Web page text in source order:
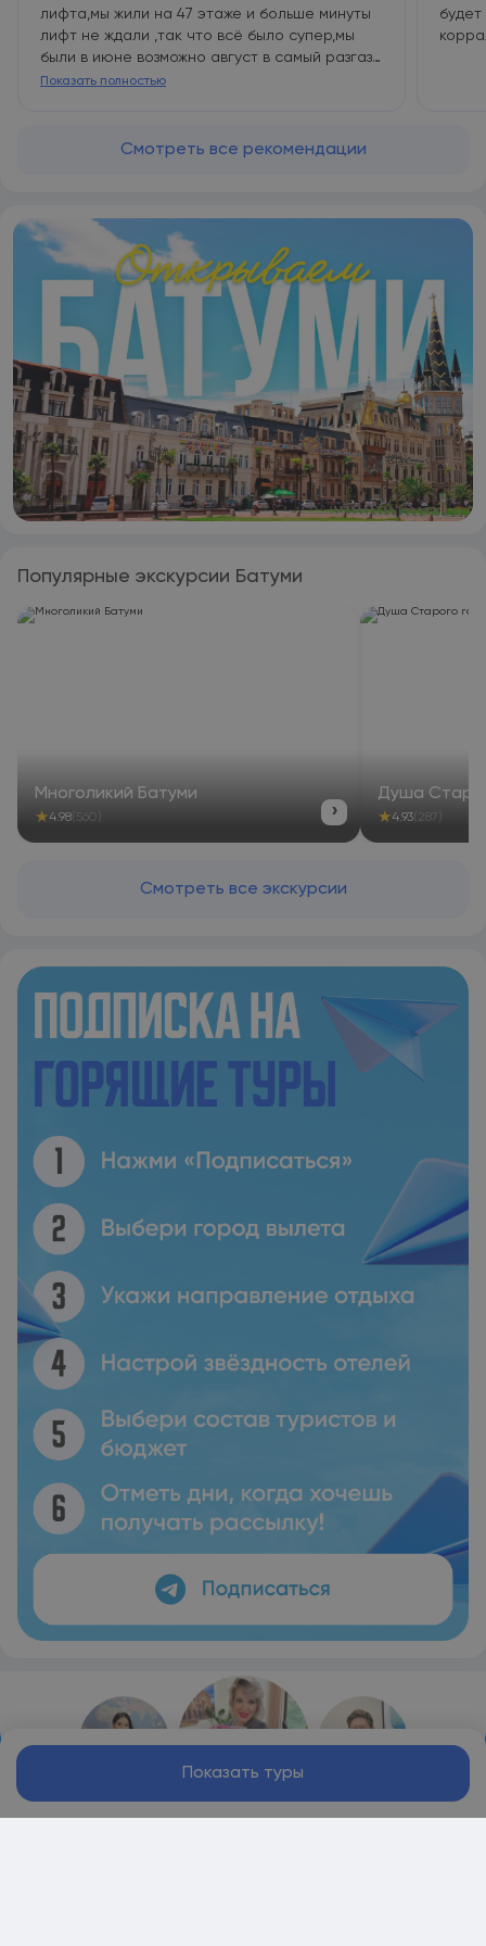
лифта,мы жили на 47 этаже и больше минуты
лифт не ждали ,так что всё было супер,мы
были в июне возможно август в самый разгаз
сезона и будет,но в июне можете смело
Показать полностью
Смотреть все рекомендации
Популярные экскурсии Батуми
Многоликий Батуми
★4.98 (560) ›
Душа
★4.93 (287)
Смотреть все экскурсии
Показать туры